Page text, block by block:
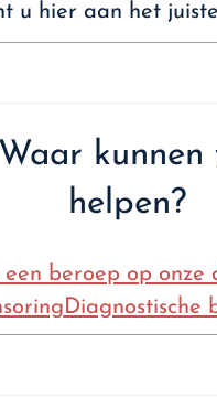
u hier aan het
Waar kunnen
helpen?
een beroep op onze
Diagnostische